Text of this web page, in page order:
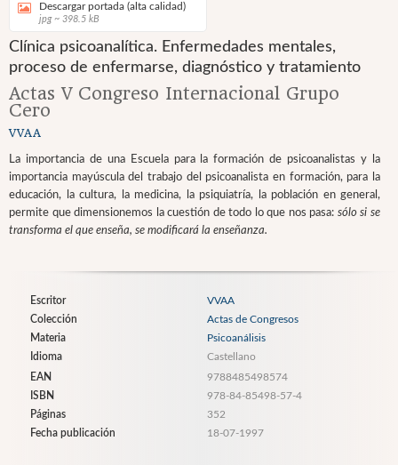
Descargar portada (alta calidad)
jpg ~ 398.5 kB
Clínica psicoanalítica. Enfermedades mentales,
proceso de enfermarse, diagnóstico y tratamiento
Actas V Congreso Internacional Grupo
Cero
VVAA
La importancia de una Escuela para la formación de psicoanalistas y la
importancia mayúscula del trabajo del psicoanalista en formación, para la
educación, la cultura, la medicina, la psiquiatría, la población en general,
permite que dimensionemos la cuestión de todo lo que nos pasa: sólo si se
transforma el que enseña, se modificará la enseñanza.
Escritor
VVAA
Colección
Actas de Congresos
Materia
Psicoanálisis
Idioma
Castellano
EAN
9788485498574
ISBN
978-84-85498-57-4
Páginas
352
Fecha publicación
18-07-1997